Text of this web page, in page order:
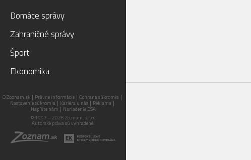
Domáce správy
Zahraničné správy
Šport
Ekonomika
O Zoznam.sk Právne informácie Ochrana súkromia
Nastavenie súkromia
Kariéra u nás
Reklama
Napíšte nám
Nariadenie DSA
© 1997 – 2026 Zoznam, s.r.o.
Autorské práva sú vyhradené.